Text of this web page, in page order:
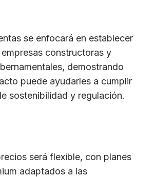
se enfocará en establecer
constructoras y
demostrando
puede ayudarles a cumplir
sostenibilidad y regulación.
será flexible, con planes
adaptados a las